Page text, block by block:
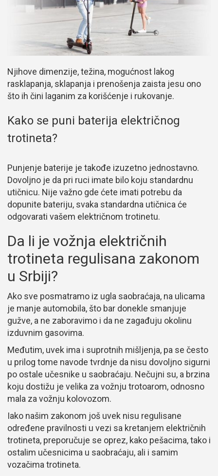
Njihove dimenzije, težina, mogućnost lakog
rasklapanja, sklapanja i prenošenja zaista jesu ono
što ih čini laganim za korišćenje i rukovanje.
Kako se puni baterija električnog
trotineta?
Punjenje baterije je takođe izuzetno jednostavno.
Dovoljno je da pri ruci imate bilo koju standardnu
utičnicu. Nije važno gde ćete imati potrebu da
dopunite bateriju, svaka standardna utičnica će
odgovarati vašem električnom trotinetu.
Da li je vožnja električnih
trotineta regulisana zakonom
u Srbiji?
Ako sve posmatramo iz ugla saobraćaja, na ulicama
je manje automobila, što bar donekle smanjuje
gužve, a ne zaboravimo i da ne zagađuju okolinu
izduvnim gasovima.
Međutim, uvek ima i suprotnih mišljenja, pa se često
u prilog tome navode tvrdnje da nisu dovoljno sigurni
po ostale učesnike u saobraćaju. Nečujni su, a brzina
koju dostižu je velika za vožnju trotoarom, odnosno
mala za vožnju kolovozom.
Iako našim zakonom još uvek nisu regulisane
određene pravilnosti u vezi sa kretanjem električnih
trotineta, preporučuje se oprez, kako pešacima, tako i
ostalim učesnicima u saobraćaju, ali i samim
vozačima trotineta.